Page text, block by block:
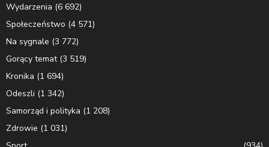
Wydarzenia (6 692)
Społeczeństwo (4 571)
Na sygnale (3 772)
Gorący temat(3 519)
Kronika (1 694)
Odeszli (1 342)
Samorząd i polityka (1 208)
Zdrowie (1 031)